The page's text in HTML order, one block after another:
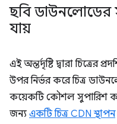
ছবি ডাউনলোডের
যায়
এই অন্তর্দৃষ্টি দ্বারা চিত্রের
উপর নির্ভর করে চিত্র
কয়েকটি কৌশল সুপারিশ
জন্য একটি চিত্র CDN স্থাপন